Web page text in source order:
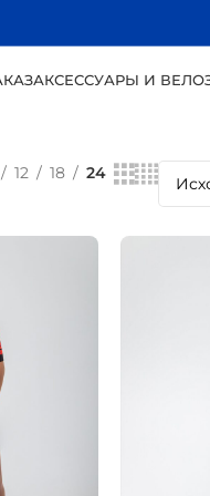
АКСЕССУАРЫ И
12 18 24